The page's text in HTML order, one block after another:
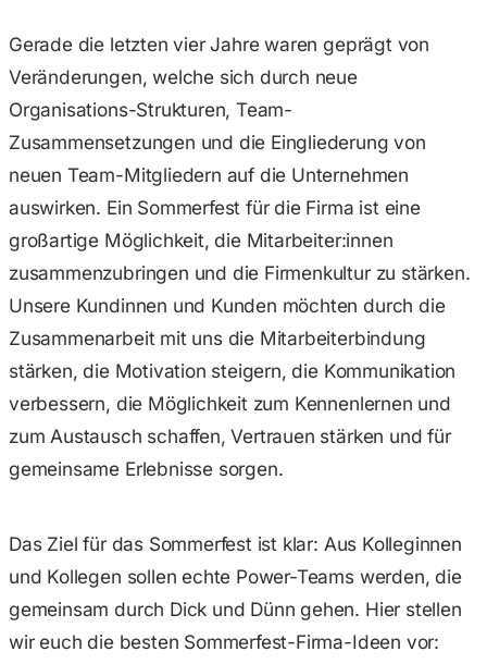
Gerade die letzten vier Jahre waren geprägt von
Veränderungen, welche sich durch neue
Organisations-Strukturen, Team-
Zusammensetzungen und die Eingliederung von
neuen Team-Mitgliedern auf die Unternehmen
auswirken. Ein Sommerfest für die Firma ist eine
großartige Möglichkeit, die Mitarbeiter:innen
zusammenzubringen und die Firmenkultur zu stärken.
Unsere Kundinnen und Kunden möchten durch die
Zusammenarbeit mit uns die Mitarbeiterbindung
stärken, die Motivation steigern, die Kommunikation
verbessern, die Möglichkeit zum Kennenlernen und
zum Austausch schaffen, Vertrauen stärken und für
gemeinsame Erlebnisse sorgen.
Das Ziel für das Sommerfest ist klar: Aus Kolleginnen
und Kollegen sollen echte Power-Teams werden, die
gemeinsam durch Dick und Dünn gehen. Hier stellen
wir euch die besten Sommerfest-Firma-Ideen vor: